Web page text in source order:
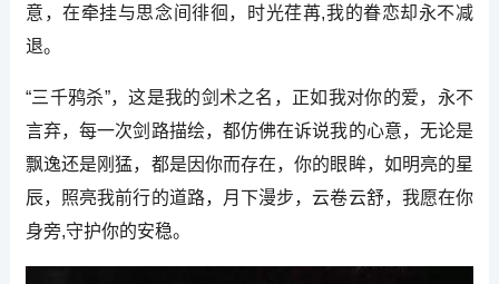
意，在牵挂与思念间徘徊，时光荏苒,我的眷恋却永不减
退。
“三千鸦杀”，这是我的剑术之名，正如我对你的爱，永不
言弃，每一次剑路描绘，都仿佛在诉说我的心意，无论是
飘逸还是刚猛，都是因你而存在，你的眼眸，如明亮的星
辰，照亮我前行的道路，月下漫步，云卷云舒，我愿在你
身旁,守护你的安稳。